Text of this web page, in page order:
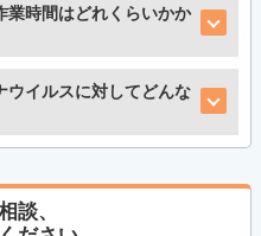
業時間はどれくらいかか
ウイルスに対してどんな
談、